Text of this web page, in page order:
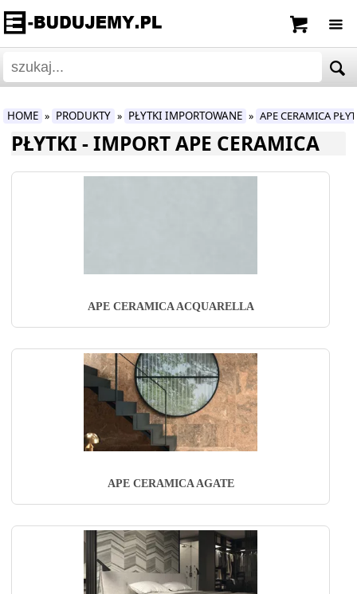
HOME » PRODUKTY » PŁYTKI IMPORTOWANE » APE CERAMICA
PŁYTKI - IMPORT APE CERAMICA
APE CERAMICA ACQUARELLA
APE CERAMICA AGATE